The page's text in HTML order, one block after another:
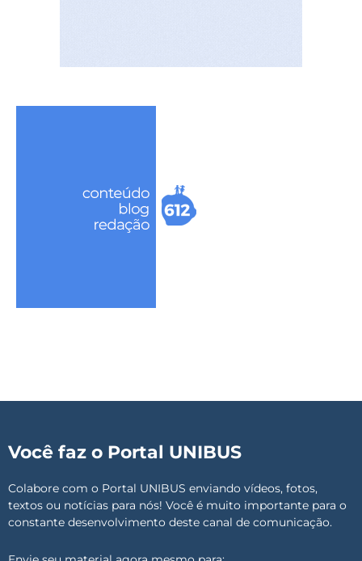
Você faz o Portal UNIBUS
Colabore com o Portal UNIBUS enviando vídeos, fotos,
textos ou notícias para nós! Você é muito importante para o
constante desenvolvimento deste canal de comunicação.